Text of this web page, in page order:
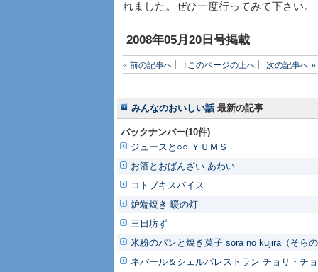
れました。ぜひ一度行ってみて下さい。
2008年05月20日号掲載
« 前の記事へ ↑このページの上へ 次の記事へ »
みんなのおいしい話 最新の記事
バックナンバー(10件)
ジュースと○○ ＹＵＭＳ
お酒とおばんざい あわい
コトブキスパイス
炉端焼き 暖の灯
三日坊ず
米粉のパンと焼き菓子 sora no kujira（そら
ネパール＆シェルパレストラン チョリ・チ